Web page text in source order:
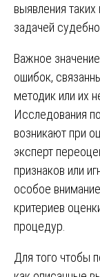
выявления
задачей
Важное
ошибок,
методик или их
Исследования
возникают при
эксперт
признаков или
особое
критериев
процедур.
Для того чтобы